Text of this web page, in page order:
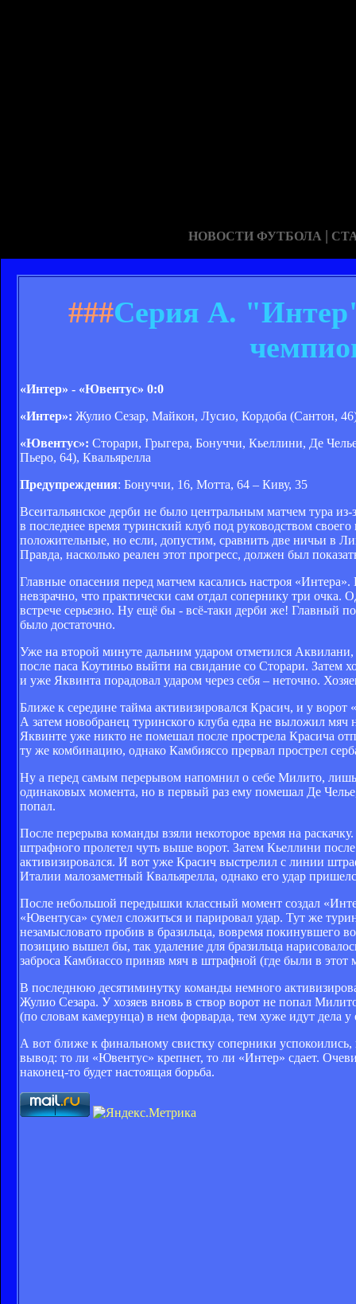
НОВОСТИ ФУТБОЛА |
###Серия А.
«Интер» - «Ювентус» 0:0
«Интер»: Жулио Сезар, Майкон, Лусио, Кордоба (Сантон,
«Ювентус»: Сторари, Грыгера, Бонуччи, Кьеллини, Де
Пьеро, 64), Квальярелла
Предупреждения: Бонуччи, 16, Мотта, 64 – Киву, 35
Всеитальянское дерби не было центральным матчем тура
в последнее время туринский клуб под руководством
положительные, но если, допустим, сравнить две ничьи в
Правда, насколько реален этот прогресс, должен был
Главные опасения перед матчем касались настроя
невзрачно, что практически сам отдал сопернику три очка.
встрече серьезно. Ну ещё бы - всё-таки дерби же! Главный
было достаточно.
Уже на второй минуте дальним ударом отметился
после паса Коутиньо выйти на свидание со Сторари. Затем
и уже Яквинта порадовал ударом через себя – неточно.
Ближе к середине тайма активизировался Красич, и у
А затем новобранец туринского клуба едва не выложил
Яквинте уже никто не помешал после прострела Красича
ту же комбинацию, однако Камбияссо прервал прострел
Ну а перед самым перерывом напомнил о себе Милито,
одинаковых момента, но в первый раз ему помешал Де
попал.
После перерыва команды взяли некоторое время на
штрафного пролетел чуть выше ворот. Затем Кьеллини
активизировался. И вот уже Красич выстрелил с линии
Италии малозаметный Квальярелла, однако его удар
После небольшой передышки классный момент создал
«Ювентуса» сумел сложиться и парировал удар. Тут же
незамысловато пробив в бразильца, вовремя покинувшего
позицию вышел бы, так удаление для бразильца
заброса Камбиассо приняв мяч в штрафной (где были в
В последнюю десятиминутку команды немного
Жулио Сезара. У хозяев вновь в створ ворот не попал
(по словам камерунца) в нем форварда, тем хуже идут дела у
А вот ближе к финальному свистку соперники
вывод: то ли «Ювентус» крепнет, то ли «Интер» сдает.
наконец-то будет настоящая борьба.